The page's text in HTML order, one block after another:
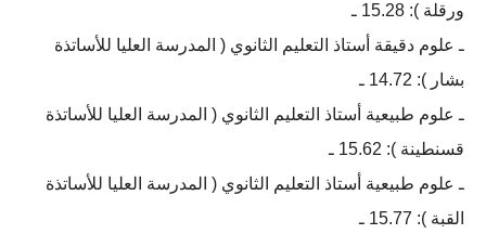
ورقلة ): 15.28 ـ
ـ علوم دقيقة أستاذ التعليم الثانوي ( المدرسة العليا للأساتذة
بشار ): 14.72 ـ
ـ علوم طبيعية أستاذ التعليم الثانوي ( المدرسة العليا للأساتذة
قسنطينة ): 15.62 ـ
ـ علوم طبيعية أستاذ التعليم الثانوي ( المدرسة العليا للأساتذة
القبة ): 15.77 ـ